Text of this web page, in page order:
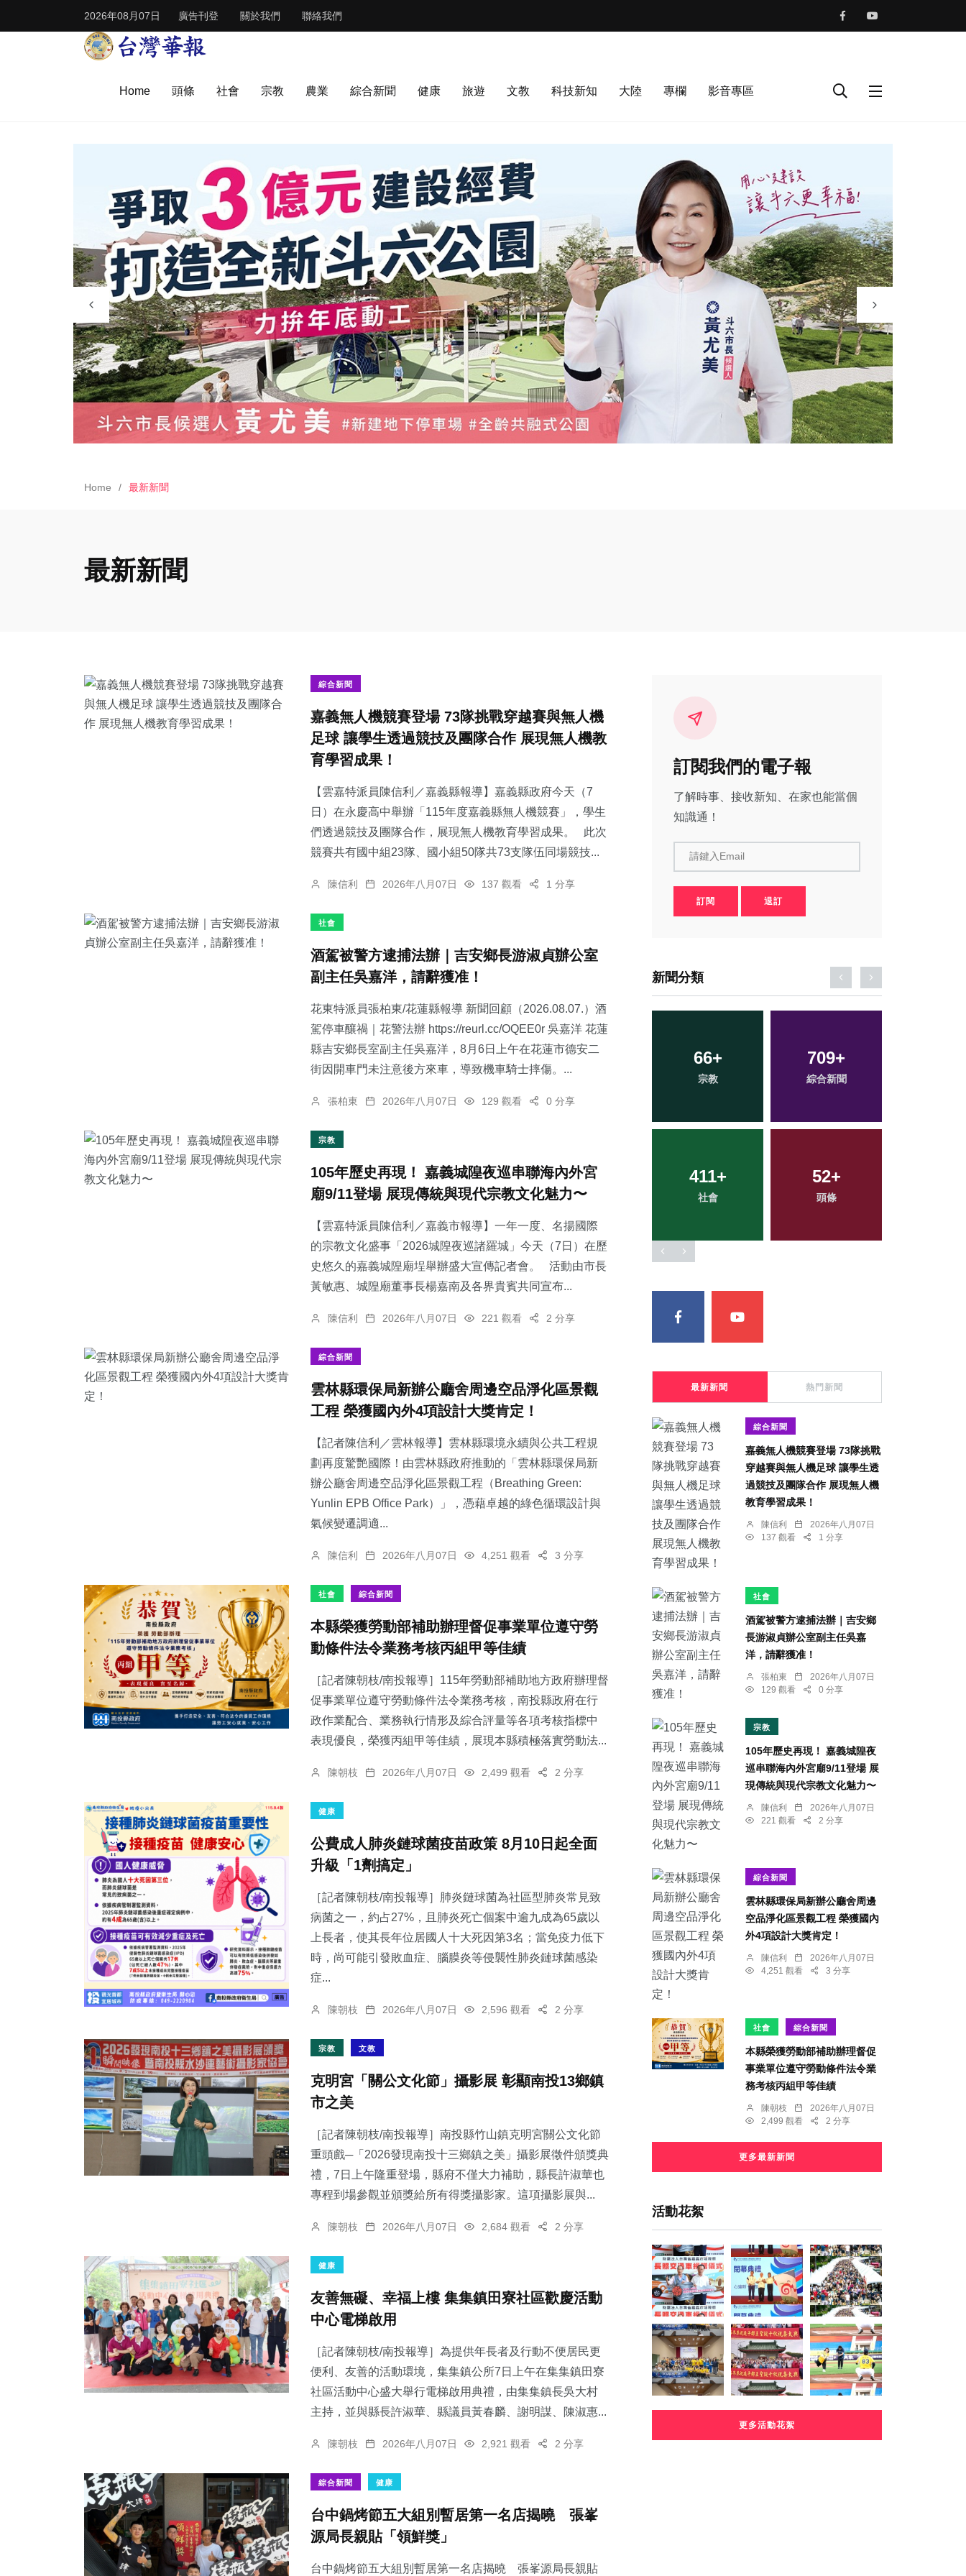
2026年08月07日 廣告刊登 關於我們 聯絡我們
Home 頭條 社會 宗教 農業 綜合新聞 健康 旅遊 文教 科技新知 大陸 專欄 影音專區
Home 最新新聞
最新新聞
綜合新聞
嘉義無人機競賽登場 73隊挑戰穿越賽與無人機
足球 讓學生透過競技及團隊合作 展現無人機教
育學習成果！
【雲嘉特派員陳信利／嘉義縣報導】嘉義縣政府今天（7
日）在永慶高中舉辦「115年度嘉義縣無人機競賽」，學生
們透過競技及團隊合作，展現無人機教育學習成果。 此次
競賽共有國中組23隊、國小組50隊共73支隊伍同場競技...
陳信利 2026年八月07日 137 觀看 1 分享
社會
酒駕被警方逮捕法辦｜吉安鄉長游淑貞辦公室
副主任吳嘉洋，請辭獲准！
花東特派員張柏東/花蓮縣報導 新聞回顧（2026.08.07.）酒
駕停車釀禍｜花警法辦 https://reurl.cc/OQEE0r 吳嘉洋 花蓮
縣吉安鄉長室副主任吳嘉洋，8月6日上午在花蓮市德安二
街因開車門未注意後方來車，導致機車騎士摔傷。...
張柏東 2026年八月07日 129 觀看 0 分享
宗教
105年歷史再現！ 嘉義城隍夜巡串聯海內外宮
廟9/11登場 展現傳統與現代宗教文化魅力〜
【雲嘉特派員陳信利／嘉義市報導】一年一度、名揚國際
的宗教文化盛事「2026城隍夜巡諸羅城」今天（7日）在歷
史悠久的嘉義城隍廟埕舉辦盛大宣傳記者會。 活動由市長
黃敏惠、城隍廟董事長楊嘉南及各界貴賓共同宣布...
陳信利 2026年八月07日 221 觀看 2 分享
綜合新聞
雲林縣環保局新辦公廳舍周邊空品淨化區景觀
工程 榮獲國內外4項設計大獎肯定！
【記者陳信利／雲林報導】雲林縣環境永續與公共工程規
劃再度驚艷國際！由雲林縣政府推動的「雲林縣環保局新
辦公廳舍周邊空品淨化區景觀工程（Breathing Green:
Yunlin EPB Office Park）」，憑藉卓越的綠色循環設計與
氣候變遷調適...
陳信利 2026年八月07日 4,251 觀看 3 分享
社會 綜合新聞
本縣榮獲勞動部補助辦理督促事業單位遵守勞
動條件法令業務考核丙組甲等佳績
［記者陳朝枝/南投報導］115年勞動部補助地方政府辦理督
促事業單位遵守勞動條件法令業務考核，南投縣政府在行
政作業配合、業務執行情形及綜合評量等各項考核指標中
表現優良，榮獲丙組甲等佳績，展現本縣積極落實勞動法...
陳朝枝 2026年八月07日 2,499 觀看 2 分享
健康
公費成人肺炎鏈球菌疫苗政策 8月10日起全面
升級「1劑搞定」
［記者陳朝枝/南投報導］肺炎鏈球菌為社區型肺炎常見致
病菌之一，約占27%，且肺炎死亡個案中逾九成為65歲以
上長者，使其長年位居國人十大死因第3名；當免疫力低下
時，尚可能引發敗血症、腦膜炎等侵襲性肺炎鏈球菌感染
症...
陳朝枝 2026年八月07日 2,596 觀看 2 分享
宗教 文教
克明宮「關公文化節」攝影展 彰顯南投13鄉鎮
市之美
［記者陳朝枝/南投報導］南投縣竹山鎮克明宮關公文化節
重頭戲─「2026發現南投十三鄉鎮之美」攝影展徵件頒獎典
禮，7日上午隆重登場，縣府不僅大力補助，縣長許淑華也
專程到場參觀並頒獎給所有得獎攝影家。這項攝影展與...
陳朝枝 2026年八月07日 2,684 觀看 2 分享
健康
友善無礙、幸福上樓 集集鎮田寮社區歡慶活動
中心電梯啟用
［記者陳朝枝/南投報導］為提供年長者及行動不便居民更
便利、友善的活動環境，集集鎮公所7日上午在集集鎮田寮
社區活動中心盛大舉行電梯啟用典禮，由集集鎮長吳大村
主持，並與縣長許淑華、縣議員黃春麟、謝明謀、陳淑惠...
陳朝枝 2026年八月07日 2,921 觀看 2 分享
綜合新聞 健康
台中鍋烤節五大組別暫居第一名店揭曉 張峯
源局長親貼「領鮮獎」
台中鍋烤節五大組別暫居第一名店揭曉 張峯源局長親貼
訂閱我們的電子報
了解時事、接收新知、在家也能當個
知識通！
請鍵入Email
訂閱 退訂
新聞分類
76+
210+ 66+ 709
411+
社會
52
頭條
241+
文教
168+
旅遊
36+
科技新知
76+
農業
最新新聞 熱門新聞
綜合新聞
嘉義無人機競賽登場 73隊挑戰
穿越賽與無人機足球 讓學生透
過競技及團隊合作 展現無人機
教育學習成果！
陳信利
2026年八月07日
137 觀看
1 分享
社會
酒駕被警方逮捕法辦｜吉安鄉
長游淑貞辦公室副主任吳嘉
洋，請辭獲准！
張柏東
2026年八月07日
129 觀看
0 分享
宗教
105年歷史再現！ 嘉義城隍夜
巡串聯海內外宮廟9/11登場 展
現傳統與現代宗教文化魅力〜
陳信利
2026年八月07日
221 觀看
2 分享
綜合新聞
雲林縣環保局新辦公廳舍周邊
空品淨化區景觀工程 榮獲國內
外4項設計大獎肯定！
陳信利
2026年八月07日
4,251 觀看
3 分享
社會 綜合新聞
本縣榮獲勞動部補助辦理督促
事業單位遵守勞動條件法令業
務考核丙組甲等佳績
陳朝枝
2026年八月07日
2,499 觀看
2 分享
更多最新新聞
活動花絮
更多活動花絮